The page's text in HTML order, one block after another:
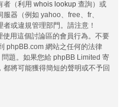
者（利用 whois lookup 查詢）或
器（例如 yahoo、free、fr、
或違規管理部門。請注意！
使用這個討論區的會員行為。不要
phpBB.com 網站之任何的法律
問題。如果您給 phpBB Limited 寄
都將可能獲得簡短的聲明或不予回